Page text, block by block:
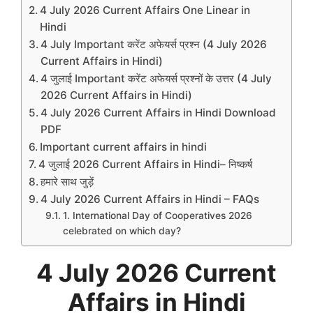
4 July 2026 Current Affairs One Linear in
Hindi
4 July Important करेंट अफेयर्स प्रश्न (4 July 2026
Current Affairs in Hindi)
4 जुलाई Important करेंट अफेयर्स प्रश्नों के उत्तर (4 July
2026 Current Affairs in Hindi)
4 July 2026 Current Affairs in Hindi Download
PDF
Important current affairs in hindi
4 जुलाई 2026 Current Affairs in Hindi– निष्कर्ष
हमारे साथ जुड़ें
4 July 2026 Current Affairs in Hindi – FAQs
1. International Day of Cooperatives 2026
celebrated on which day?
4 July 2026 Current
Affairs in Hindi